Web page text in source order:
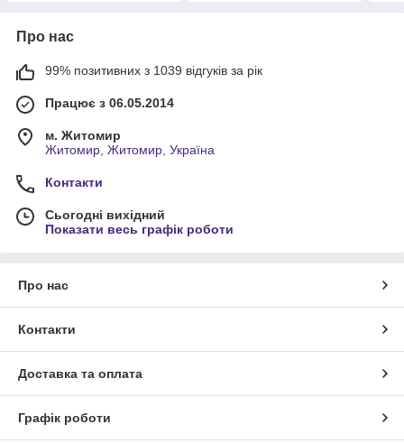
Про нас
99% позитивних з 1039 відгуків за рік
Працює з 06.05.2014
м. Житомир
Житомир, Житомир, Україна
Контакти
Сьогодні вихідний
Показати весь графік роботи
Про нас
Контакти
Доставка та оплата
Графік роботи